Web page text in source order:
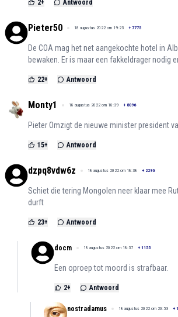
2+ Antwoord
Pieter50 18 augustus 2022 om 19:25 + 7775
De COA mag het net aangekochte hotel in
bewaken. Er is maar een fakkeldrager nodig
22+ Antwoord
Monty1 18 augustus 2022 om 18:39 + 8096
Pieter Omzigt de nieuwe minister president
15+ Antwoord
dzpq8vdw6z 18 augustus 2022 om 18:38 + 2296
Schiet die tering Mongolen neer klaar mee
durft
23+ Antwoord
docm 18 augustus 2022 om 18:57 + 1155
Een oproep tot moord is strafbaar.
2+ Antwoord
nostradamus 18 augustus 2022 om 20:53 +